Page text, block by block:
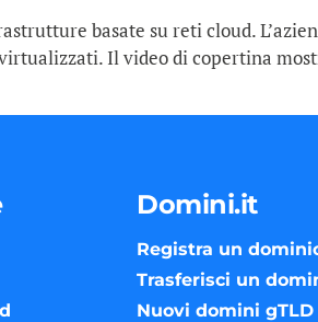
basate su reti cloud.
Il video di copertina
Domini.it
Registra un
Trasferisci un
Nuovi domini gTLD